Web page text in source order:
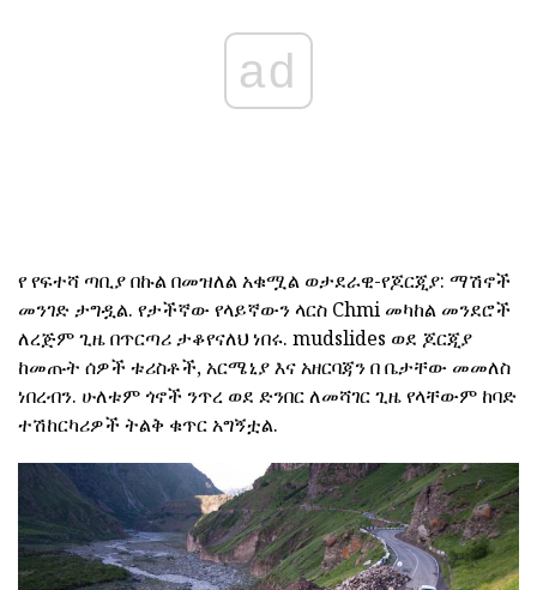
ad
የ የፍተሻ ጣቢያ በኩል በመዝለል አቁሟል ወታደራዊ-የጆርጂያ: ማሽኖች
መንገድ ታግዷል. የታችኛው የላይኛውን ላርስ Chmi መካከል መንደሮች
ለረጅም ጊዜ በጥርጣሪ ታቆየናለህ ነበሩ. mudslides ወደ ጆርጂያ
ከመጡት ሰዎች ቱሪስቶች, አርሜኒያ እና አዘርባጃን በ ቤታቸው መመለስ
ነበረብን. ሁለቱም ጎኖች ንጥረ ወደ ድንበር ለመሻገር ጊዜ የላቸውም ከባድ
ተሽከርካሪዎች ትልቅ ቁጥር አግኝቷል.